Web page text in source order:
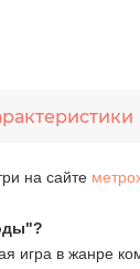
на сайте
игра в жанре